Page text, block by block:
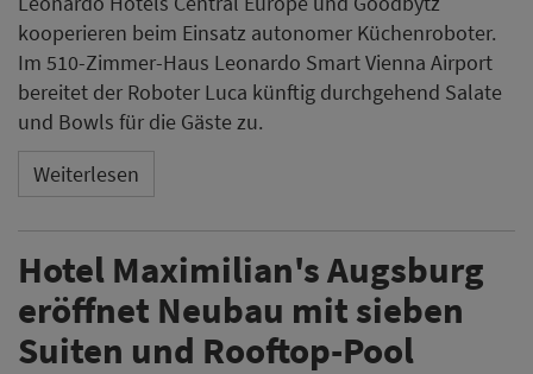
kooperieren beim Einsatz autonomer Küchenroboter.
Im 510-Zimmer-Haus Leonardo Smart Vienna Airport
bereitet der Roboter Luca künftig durchgehend Salate
und Bowls für die Gäste zu.
Weiterlesen
Hotel Maximilian's Augsburg
eröffnet Neubau mit sieben
Suiten und Rooftop-Pool